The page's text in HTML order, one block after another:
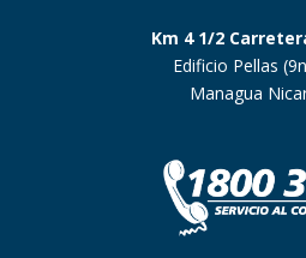
Km 4 1/2
Edificio Pellas
Managua